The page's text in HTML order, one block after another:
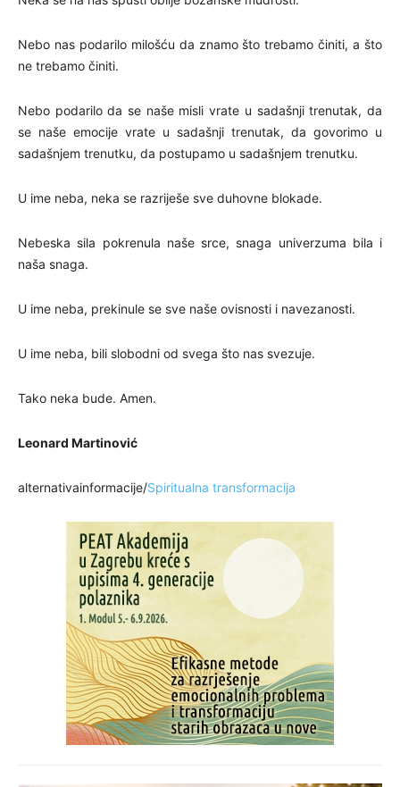
Nebo nas podarilo milošću da znamo što trebamo činiti, a što
ne trebamo činiti.
Nebo podarilo da se naše misli vrate u sadašnji trenutak, da
se naše emocije vrate u sadašnji trenutak, da govorimo u
sadašnjem trenutku, da postupamo u sadašnjem trenutku.
U ime neba, neka se razriješe sve duhovne blokade.
Nebeska sila pokrenula naše srce, snaga univerzuma bila i
naša snaga.
U ime neba, prekinule se sve naše ovisnosti i navezanosti.
U ime neba, bili slobodni od svega što nas svezuje.
Tako neka bude. Amen.
Leonard Martinović
alternativainformacije/Spiritualna transformacija